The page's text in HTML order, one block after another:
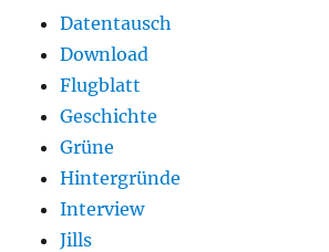
Datentausch
Download
Flugblatt
Geschichte
Grüne
Hintergründe
Interview
Jills